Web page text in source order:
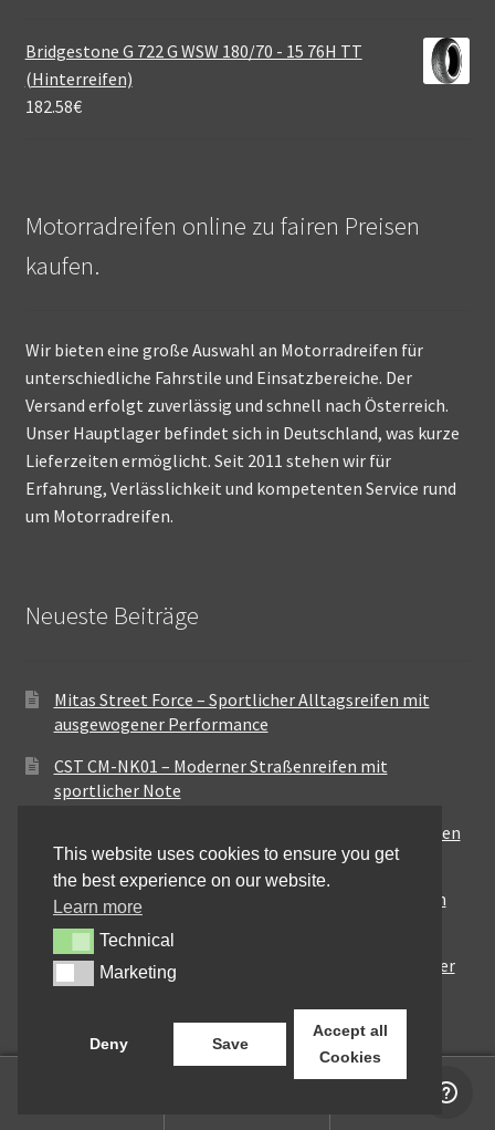
Bridgestone G 722 G WSW 180/70 - 15 76H TT
(Hinterreifen)
182.58€
Motorradreifen online zu fairen Preisen
kaufen.
Wir bieten eine große Auswahl an Motorradreifen für
unterschiedliche Fahrstile und Einsatzbereiche. Der
Versand erfolgt zuverlässig und schnell nach Österreich.
Unser Hauptlager befindet sich in Deutschland, was kurze
Lieferzeiten ermöglicht. Seit 2011 stehen wir für
Erfahrung, Verlässlichkeit und kompetenten Service rund
um Motorradreifen.
Neueste Beiträge
Mitas Street Force – Sportlicher Alltagsreifen mit
ausgewogener Performance
CST CM-NK01 – Moderner Straßenreifen mit
sportlicher Note
Maxxis MA-ST3 – Ausgewogener Sport-Touring-Reifen
für vielseitige Einsätze
Pirelli City Demon – Zuverlässigkeit für den urbanen
Alltag
Metzeler Perfect ME77 – Klassische Optik mit solider
Straßenperformance
This website uses cookies to ensure you get
the best experience on our website.
Learn more
TechnicalTechnical
MarketingMarketing
Deny Save
Accept all
Cookies